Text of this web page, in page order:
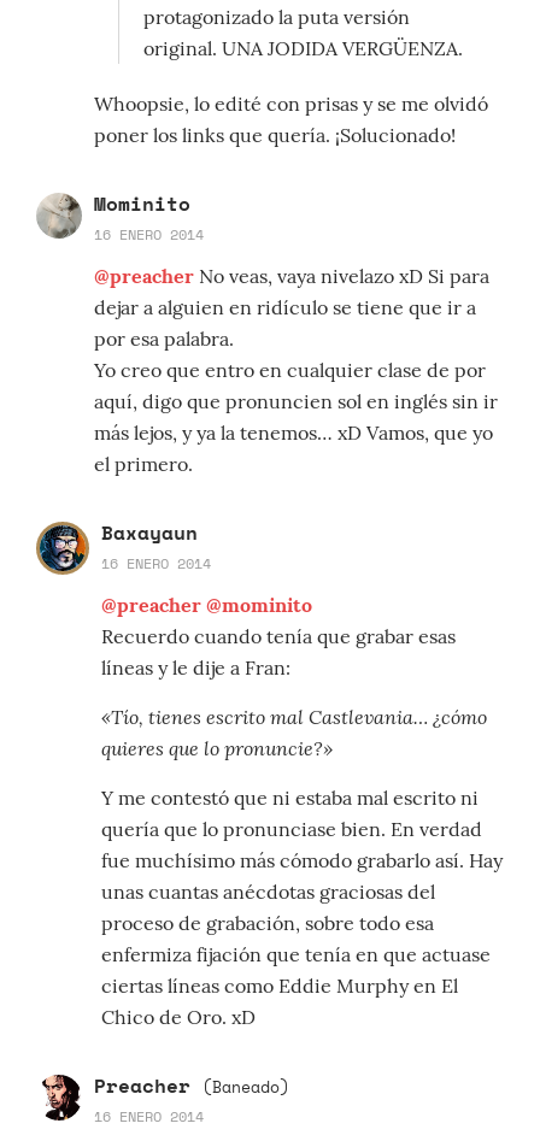
protagonizado la puta versión
original. UNA JODIDA VERGÜENZA.
Whoopsie, lo edité con prisas y se me olvidó
poner los links que quería. ¡Solucionado!
Mominito
16 ENERO 2014
@preacher No veas, vaya nivelazo xD Si para
dejar a alguien en ridículo se tiene que ir a
por esa palabra.
Yo creo que entro en cualquier clase de por
aquí, digo que pronuncien sol en inglés sin ir
más lejos, y ya la tenemos… xD Vamos, que yo
el primero.
Baxayaun
16 ENERO 2014
@preacher @mominito
Recuerdo cuando tenía que grabar esas
líneas y le dije a Fran:
«Tío, tienes escrito mal Castlevania… ¿cómo
quieres que lo pronuncie?»
Y me contestó que ni estaba mal escrito ni
quería que lo pronunciase bien. En verdad
fue muchísimo más cómodo grabarlo así. Hay
unas cuantas anécdotas graciosas del
proceso de grabación, sobre todo esa
enfermiza fijación que tenía en que actuase
ciertas líneas como Eddie Murphy en El
Chico de Oro. xD
Preacher (Baneado)
16 ENERO 2014